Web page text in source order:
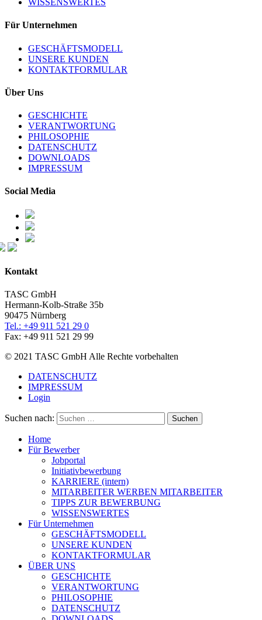
WISSENSWERTES
Für Unternehmen
GESCHÄFTSMODELL
UNSERE KUNDEN
KONTAKTFORMULAR
Über Uns
GESCHICHTE
VERANTWORTUNG
PHILOSOPHIE
DATENSCHUTZ
DOWNLOADS
IMPRESSUM
Social Media
Kontakt
TASC GmbH
Hermann-Kolb-Straße 35b
90475 Nürnberg
Tel.: +49 911 521 29 0
Fax: +49 911 521 29 99
© 2021 TASC GmbH Alle Rechte vorbehalten
DATENSCHUTZ
IMPRESSUM
Login
Suchen nach:
Home
Für Bewerber
Jobportal
Initiativbewerbung
KARRIERE (intern)
MITARBEITER WERBEN MITARBEITER
TIPPS ZUR BEWERBUNG
WISSENSWERTES
Für Unternehmen
GESCHÄFTSMODELL
UNSERE KUNDEN
KONTAKTFORMULAR
ÜBER UNS
GESCHICHTE
VERANTWORTUNG
PHILOSOPHIE
DATENSCHUTZ